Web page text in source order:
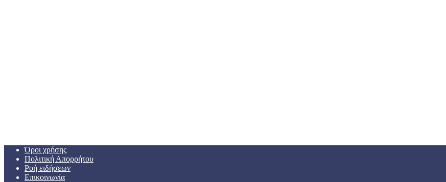
Όροι χρήσης
Πολιτική Απορρήτου
Ροή ειδήσεων
Επικοινωνία